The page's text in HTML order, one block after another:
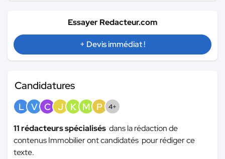
Essayer Redacteur.com
+ Devis immédiat !
Candidatures
L V C J K M P 4+
11 rédacteurs spécialisés dans la rédaction de
contenus Immobilier ont candidatés pour rédiger ce
texte.